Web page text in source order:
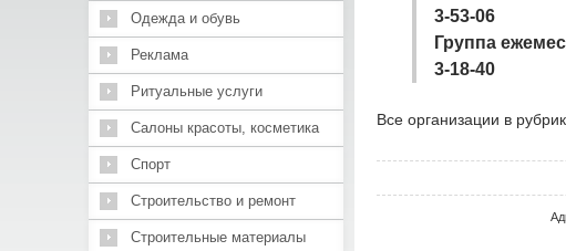
Одежда и обувь
Реклама
Ритуальные услуги
Салоны красоты, косметика
Спорт
Строительство и ремонт
Строительные материалы
3-53-06
Группа
3-18-40
Все организации в